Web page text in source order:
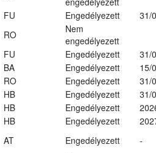
FU Engedélyezett
31/
RO
Nem
engedélyezett
FU Engedélyezett
31/
BA Engedélyezett
15/
RO Engedélyezett
31/
HB Engedélyezett
31/
HB Engedélyezett
HB Engedélyezett
AT Engedélyezett -